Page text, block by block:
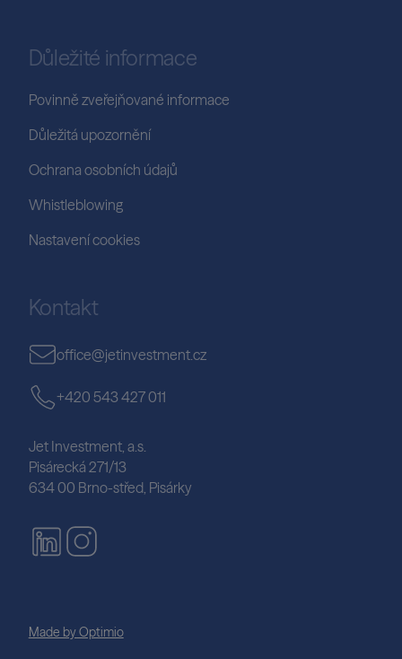
Důležité informace
Povinně zveřejňované informace
Důležitá upozornění
Ochrana osobních údajů
Whistleblowing
Nastavení cookies
Kontakt
office@jetinvestment.cz
+420 543 427 011
Jet Investment, a.s.
Pisárecká 271/13
634 00 Brno-střed, Pisárky
Made by Optimio